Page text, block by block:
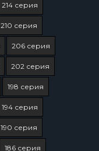
214 серия
210 серия
206 серия
202 серия
198 серия
194 серия
190 серия
186 серия